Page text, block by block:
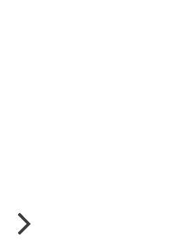
Destaque